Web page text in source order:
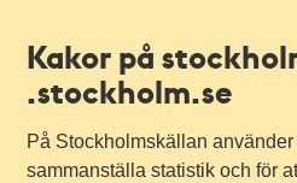
Kakor på
.stockholm.se
På Stockholmskällan
sammanställa statistik och för